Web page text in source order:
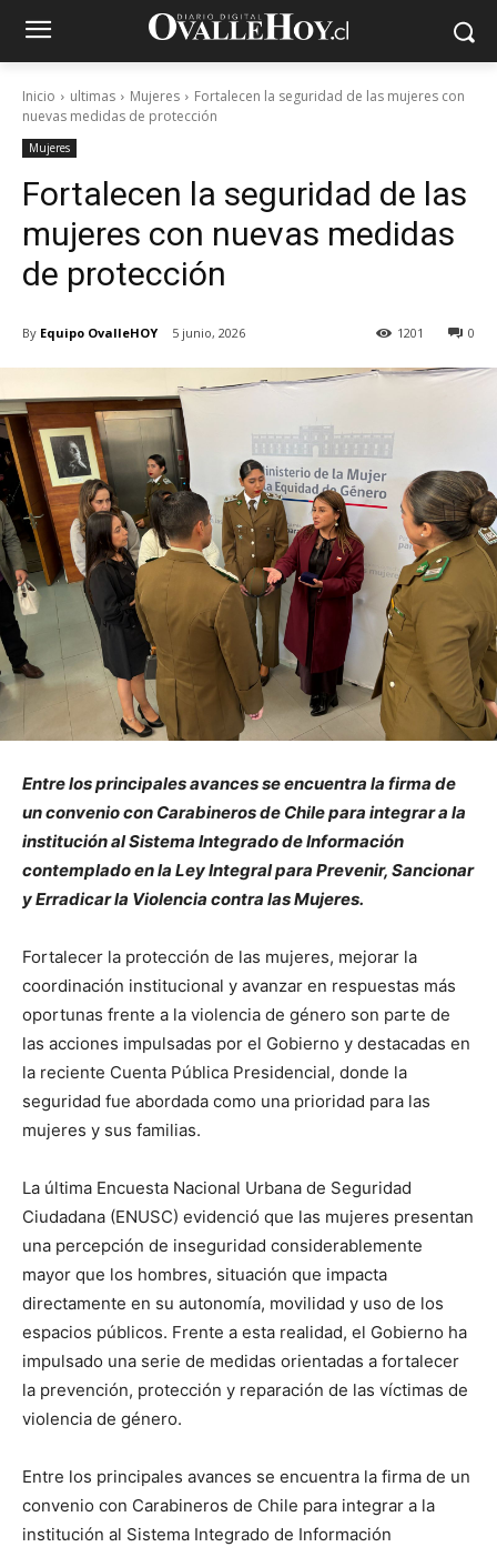
Inicio ultimas Mujeres
Fortalecen la seguridad de las mujeres con
nuevas medidas de protección
Mujeres
Fortalecen la seguridad de las
mujeres con nuevas medidas
de protección
By Equipo OvalleHOY 5 junio, 2026 0
1201
Entre los principales avances se encuentra la firma de
un convenio con Carabineros de Chile para integrar a la
institución al Sistema Integrado de Información
contemplado en la Ley Integral para Prevenir, Sancionar
y Erradicar la Violencia contra las Mujeres.
Fortalecer la protección de las mujeres, mejorar la
coordinación institucional y avanzar en respuestas más
oportunas frente a la violencia de género son parte de
las acciones impulsadas por el Gobierno y destacadas en
la reciente Cuenta Pública Presidencial, donde la
seguridad fue abordada como una prioridad para las
mujeres y sus familias.
La última Encuesta Nacional Urbana de Seguridad
Ciudadana (ENUSC) evidenció que las mujeres presentan
una percepción de inseguridad considerablemente
mayor que los hombres, situación que impacta
directamente en su autonomía, movilidad y uso de los
espacios públicos. Frente a esta realidad, el Gobierno ha
impulsado una serie de medidas orientadas a fortalecer
la prevención, protección y reparación de las víctimas de
violencia de género.
Entre los principales avances se encuentra la firma de un
convenio con Carabineros de Chile para integrar a la
institución al Sistema Integrado de Información